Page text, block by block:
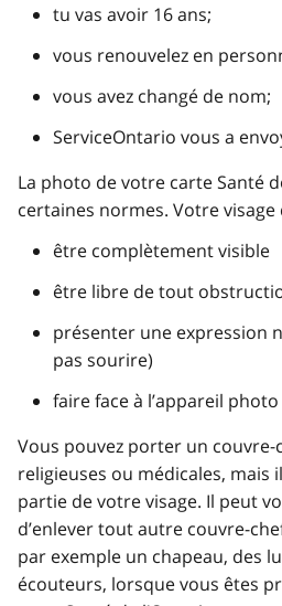
tu vas avoir 16 ans;
vous renouvelez en
vous avez changé de nom;
ServiceOntario vous a
La photo de votre carte Santé
certaines normes. Votre visage
être complètement visible
être libre de tout
présenter une expression
pas sourire)
faire face à l’appareil
Vous pouvez porter un
religieuses ou médicales,
partie de votre visage. Il peut
d’enlever tout autre couvre-
par exemple un chapeau, des
écouteurs, lorsque vous êtes